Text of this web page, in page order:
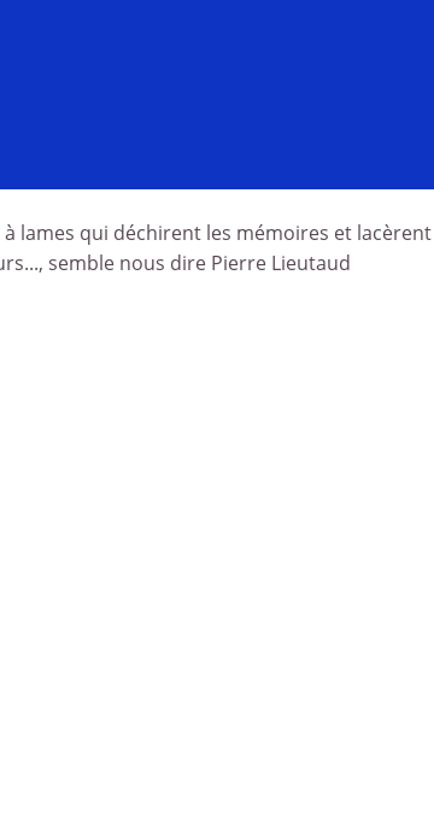
lames qui déchirent les mémoires et lacèrent
semble nous dire Pierre Lieutaud